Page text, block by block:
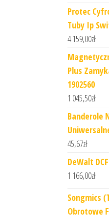
Protec
Tuby Ip
4 159,00zł
Plus
1902560
1 045,50zł
Banderole
45,67zł
DeWalt
1 166,00zł
Songmics
Obrotowe